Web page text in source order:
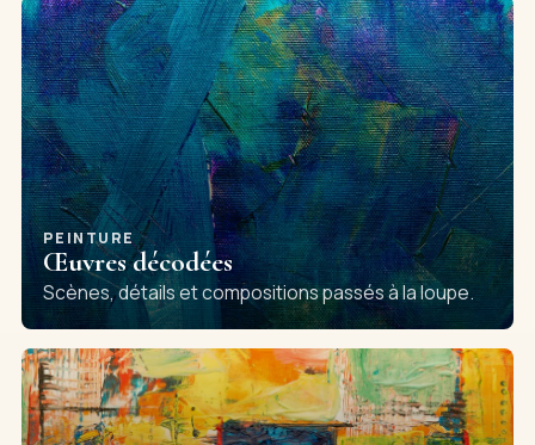
PEINTURE
Œuvres décodées
Scènes, détails et compositions passés à la loupe.